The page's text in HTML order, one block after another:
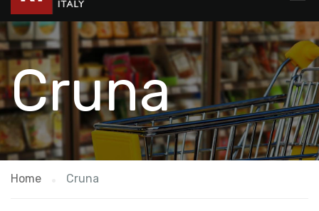
Cruna
Home Cruna